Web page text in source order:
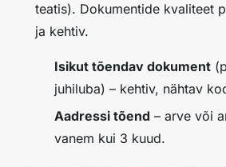
teatis). Dokumentide kvaliteet
ja kehtiv.
Isikut tõendav dokument
juhiluba) – kehtiv, nähtav
Aadressi tõend – arve või
vanem kui 3 kuud.